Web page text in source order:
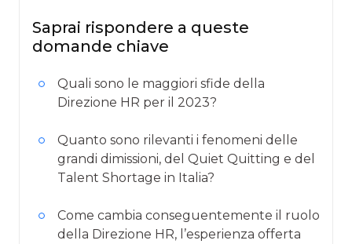
Saprai rispondere a queste
domande chiave
Quali sono le maggiori sfide della
Direzione HR per il 2023?
Quanto sono rilevanti i fenomeni delle
grandi dimissioni, del Quiet Quitting e del
Talent Shortage in Italia?
Come cambia conseguentemente il ruolo
della Direzione HR, l’esperienza offerta